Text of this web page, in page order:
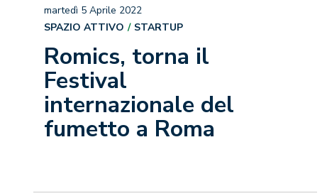
Romics, torna il
Festival
internazionale del
fumetto a Roma
martedì 5 Aprile 2022
SPAZIO ATTIVO
STARTUP